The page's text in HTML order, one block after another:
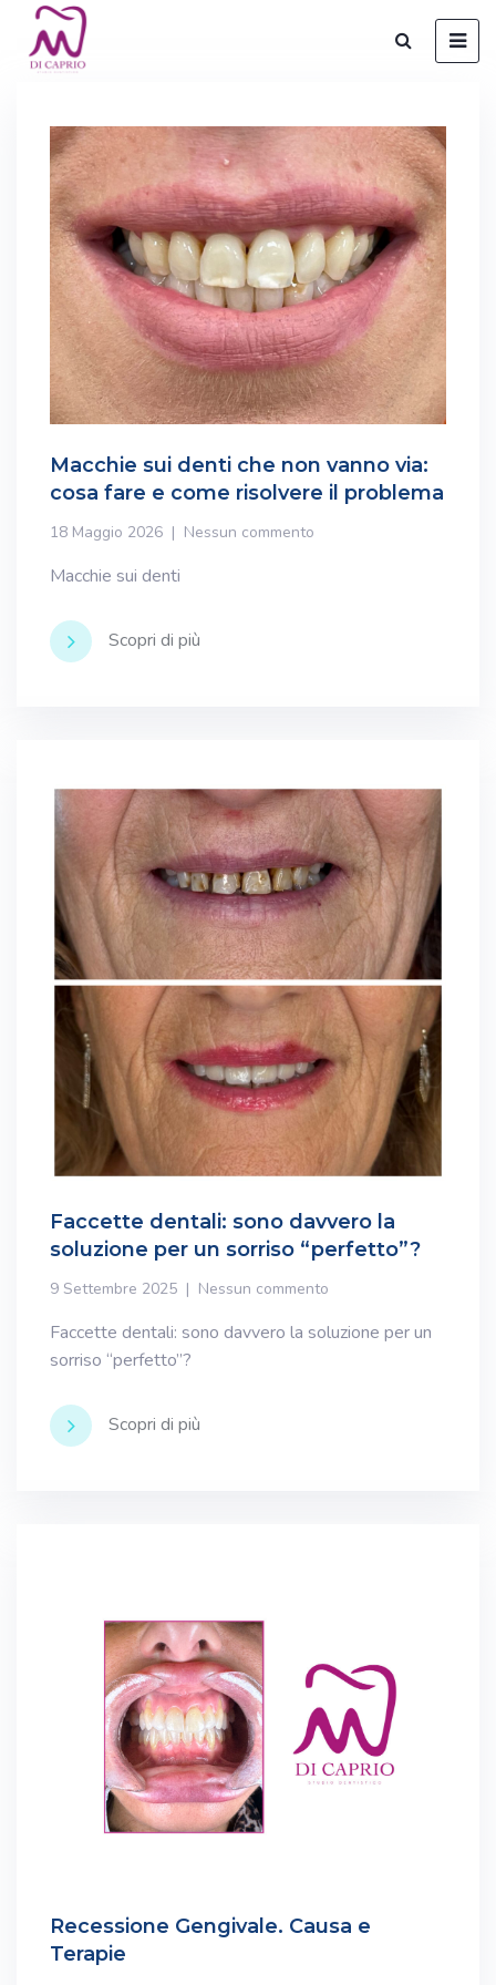
Macchie sui denti che non vanno via:
cosa fare e come risolvere il problema
18 Maggio 2026 Nessun commento
Macchie sui denti
Scopri di più
Faccette dentali: sono davvero la
soluzione per un sorriso “perfetto”?
9 Settembre 2025 Nessun commento
Faccette dentali: sono davvero la soluzione per un
sorriso “perfetto”?
Scopri di più
Recessione Gengivale. Causa e
Terapie